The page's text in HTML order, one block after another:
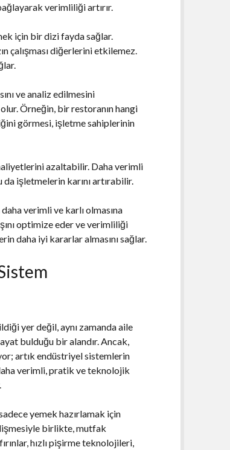
verimliliği artırır.
için bir dizi fayda sağlar.
çalışması diğerlerini etkilemez.
ve analiz edilmesini
Örneğin, bir restoranın hangi
görmesi, işletme sahiplerinin
azaltabilir. Daha verimli
da işletmelerin karını artırabilir.
verimli ve karlı olmasına
optimize eder ve verimliliği
daha iyi kararlar almasını sağlar.
yer değil, aynı zamanda aile
bulduğu bir alandır. Ancak,
artık endüstriyel sistemlerin
verimli, pratik ve teknolojik
yemek hazırlamak için
birlikte, mutfak
hızlı pişirme teknolojileri,